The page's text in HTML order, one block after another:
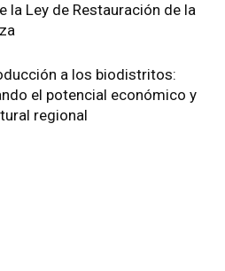
la Ley de Restauración de la
a los biodistritos:
el potencial económico y
regional